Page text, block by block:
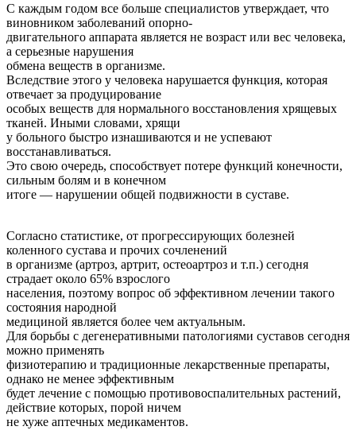
С каждым годом все больше специалистов утверждает, что
виновником заболеваний опорно-
двигательного аппарата является не возраст или вес человека,
а серьезные нарушения
обмена веществ в организме.
Вследствие этого у человека нарушается функция, которая
отвечает за продуцирование
особых веществ для нормального восстановления хрящевых
тканей. Иными словами, хрящи
у больного быстро изнашиваются и не успевают
восстанавливаться.
Это свою очередь, способствует потере функций конечности,
сильным болям и в конечном
итоге — нарушении общей подвижности в суставе.
Согласно статистике, от прогрессирующих болезней
коленного сустава и прочих сочленений
в организме (артроз, артрит, остеоартроз и т.п.) сегодня
страдает около 65% взрослого
населения, поэтому вопрос об эффективном лечении такого
состояния народной
медициной является более чем актуальным.
Для борьбы с дегенеративными патологиями суставов сегодня
можно применять
физиотерапию и традиционные лекарственные препараты,
однако не менее эффективным
будет лечение с помощью противовоспалительных растений,
действие которых, порой ничем
не хуже аптечных медикаментов.